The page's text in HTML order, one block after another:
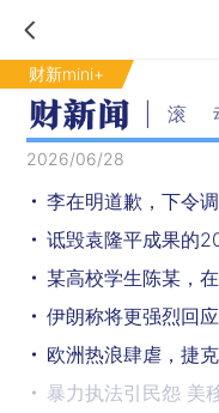
财新mini+
滚
2026/06/28
李在明道歉，下令
诋毁袁隆平成果的
伊朗称将更强烈回
暴力执法引民怨 美